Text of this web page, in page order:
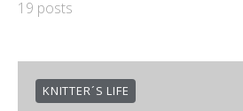
19 posts
KNITTER´S LIFE